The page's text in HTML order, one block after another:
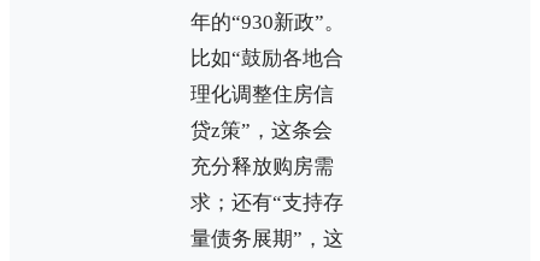
年的“930新政”。
比如“鼓励各地合
理化调整住房信
贷z策”，这条会
充分释放购房需
求；还有“支持存
量债务展期”，这